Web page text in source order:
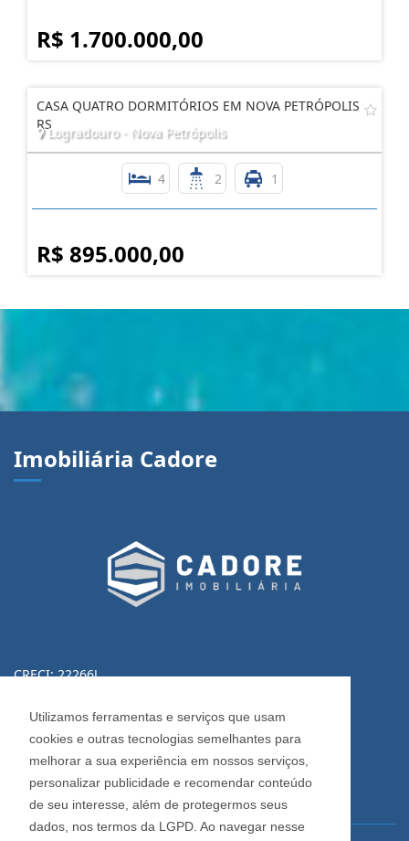
Utilizamos ferramentas e serviços que usam
cookies e outras tecnologias semelhantes para
melhorar a sua experiência em nossos serviços,
personalizar publicidade e recomendar conteúdo
de seu interesse, além de protegermos seus
dados, nos termos da LGPD. Ao navegar nesse
R$ 1.700.000,00
CASA QUATRO DORMITÓRIOS EM NOVA PETRÓPOLIS
RSLogradouro - Nova Petrópolis
4 2 1
R$ 895.000,00
Imobiliária Cadore
CRECI: 22266J
Informações de Contato
(54) 3223-0370
(54) 3028-0380
(54) 3028-0390